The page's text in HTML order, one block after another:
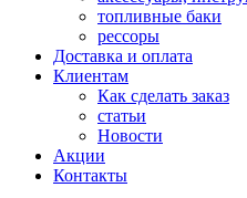
топливные баки
рессоры
Доставка и оплата
Клиентам
Как сделать заказ
статьи
Новости
Акции
Контакты